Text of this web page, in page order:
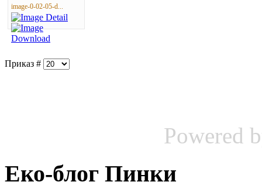
image-0-02-05-d...
Приказ #
Powered
Еко-блог Пинки